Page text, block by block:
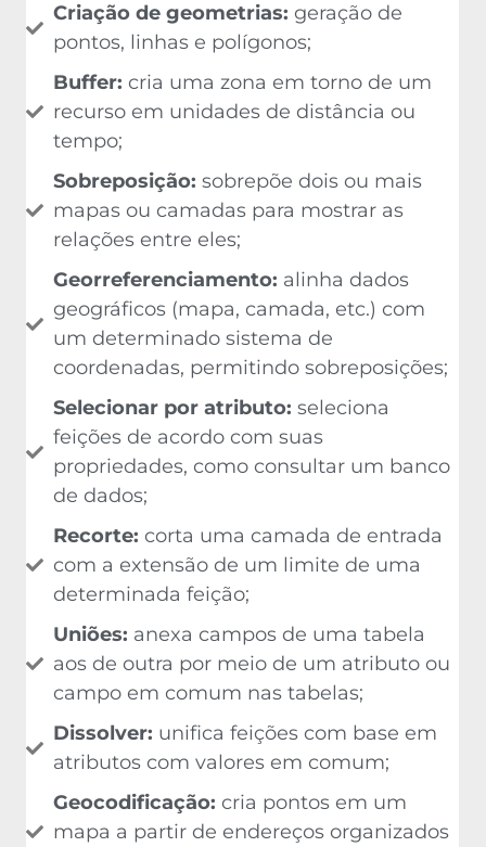
Criação de geometrias: geração de
pontos, linhas e polígonos;
Buffer: cria uma zona em torno de um
recurso em unidades de distância ou
tempo;
Sobreposição: sobrepõe dois ou mais
mapas ou camadas para mostrar as
relações entre eles;
Georreferenciamento: alinha dados
geográficos (mapa, camada, etc.) com
um determinado sistema de
coordenadas, permitindo sobreposições;
Selecionar por atributo: seleciona
feições de acordo com suas
propriedades, como consultar um banco
de dados;
Recorte: corta uma camada de entrada
com a extensão de um limite de uma
determinada feição;
Uniões: anexa campos de uma tabela
aos de outra por meio de um atributo ou
campo em comum nas tabelas;
Dissolver: unifica feições com base em
atributos com valores em comum;
Geocodificação: cria pontos em um
mapa a partir de endereços organizados